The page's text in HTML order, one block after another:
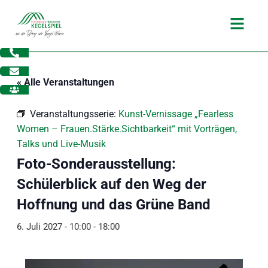
Inhalt
springen
Main
« Alle Veranstaltungen
Veranstaltungsserie: Kunst-Vernissage „Fearless
Women – Frauen.Stärke.Sichtbarkeit“ mit Vorträgen,
Talks und Live-Musik
Foto-Sonderausstellung:
Schülerblick auf den Weg der
Hoffnung und das Grüne Band
6. Juli 2027 - 10:00- 18:00